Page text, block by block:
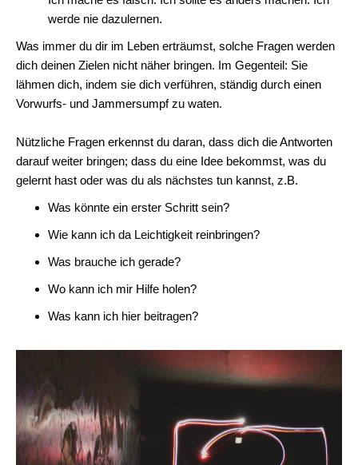
werde nie dazulernen.
Was immer du dir im Leben erträumst, solche Fragen werden
dich deinen Zielen nicht näher bringen. Im Gegenteil: Sie
lähmen dich, indem sie dich verführen, ständig durch einen
Vorwurfs- und Jammersumpf zu waten.
Nützliche Fragen erkennst du daran, dass dich die Antworten
darauf weiter bringen; dass du eine Idee bekommst, was du
gelernt hast oder was du als nächstes tun kannst, z.B.
Was könnte ein erster Schritt sein?
Wie kann ich da Leichtigkeit reinbringen?
Was brauche ich gerade?
Wo kann ich mir Hilfe holen?
Was kann ich hier beitragen?